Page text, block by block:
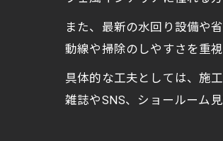
また、最新の水回り設備や
動線や掃除のしやすさを重
具体的な工夫としては、施
雑誌やSNS、ショールーム